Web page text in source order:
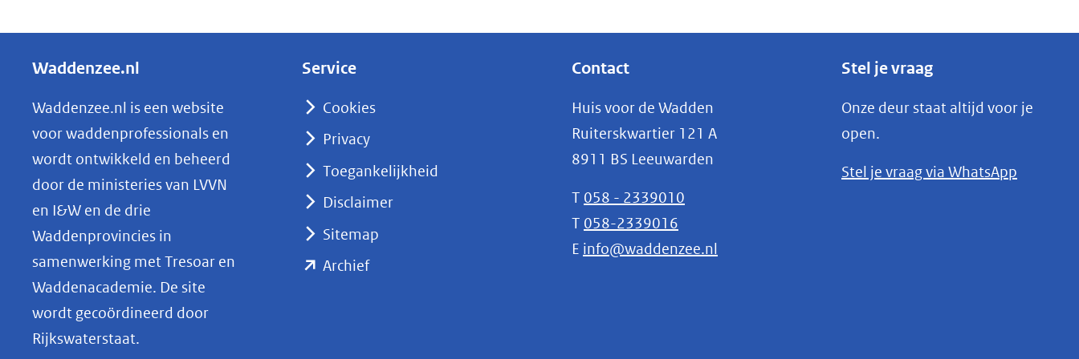
e
e
n
o
p
L
k
e
d
I
n
Waddenzee.nl
Waddenzee.nl is een website
voor waddenprofessionals en
wordt ontwikkeld en beheerd
door de ministeries van LVVN
en I&W en de drie
Waddenprovincies in
samenwerking met Tresoar en
Waddenacademie. De site
wordt gecoördineerd door
Rijkswaterstaat.
Service
Cookies
Privacy
Toegankelijkheid
Disclaimer
Sitemap
Archief(opent
Contact
Huis voor de Wadden
Ruiterskwartier 121 A
8911 BS Leeuwarden
T 058 - 2339010
T 058-2339016
E info@waddenzee.nl
Stel je vraag
Onze deur staat altijd voor je
open.
Stel je vraag via WhatsApp